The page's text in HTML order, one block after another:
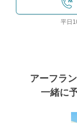
平日
アーフラ
一緒に